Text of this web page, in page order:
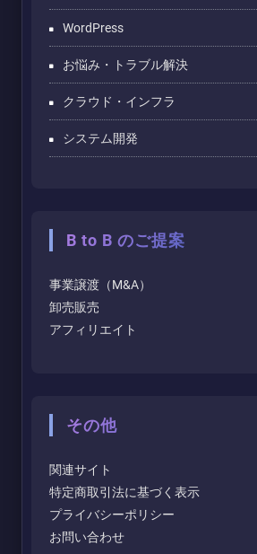
WordPress
お悩み・トラブル解決
クラウド・インフラ
システム開発
B to B のご提案
事業譲渡（M&A）
卸売販売
アフィリエイト
その他
関連サイト
特定商取引法に基づく表示
プライバシーポリシー
お問い合わせ